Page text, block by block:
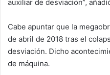
auxiliar de desviación”,
Cabe apuntar que la
de abril de 2018 tras el
desviación. Dicho
de máquina.